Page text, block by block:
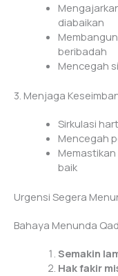
diabaikan
beribadah
Mencegah
3. Menjaga
Sirkulasi
Mencegah
baik
Urgensi Segera
Bahaya Menunda
Semakin
Hak fakir